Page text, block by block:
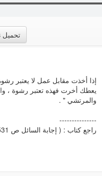
تحميل
إذا أخذت مقابل عمل لا يعتبر
يعطك أخرت فهذه تعتبر رشوة ،
والمرتشي " .
---------------
راجع كتاب : ( إجابة السائل ص 531 - 532 )